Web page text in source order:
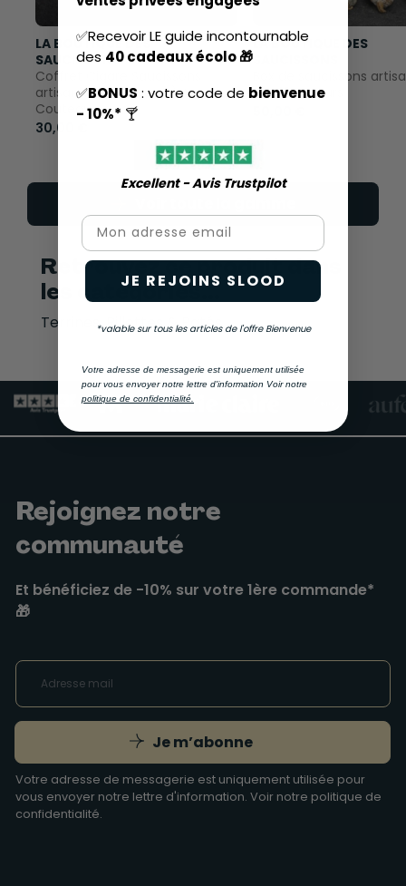
LA BOUTIQUE DES
SAUCISSONS
Coffret Cigare Saucissons
artisanaux (5 saveurs) +
Couteau
30,00 €
LA BOUTIQUE DES
SAUCISSONS
Box de saucissons
aux 10 saveurs
Retrouvez ce produit dans
les catégories...
Terrines, Rillettes & Patés
Rejoignez notre
communauté
Et bénéficiez de -10% sur votre 1ère commande*
🎁
Je m’abonne
Votre adresse de messagerie est uniquement utilisée pour
vous envoyer notre lettre d'information. Voir notre politique de
confidentialité.
✅Recevoir LE guide incontournable
des 40 cadeaux écolo 🎁
✅BONUS : votre code de bienvenue
- 10%* 🍸
Excellent - Avis Trustpilot​
Email
JE REJOINS SLOOD
*valable sur tous les articles de l'offre Bienvenue
Votre adresse de messagerie est uniquement utilisée
pour vous envoyer notre lettre d'information Voir notre
politique de confidentialité.